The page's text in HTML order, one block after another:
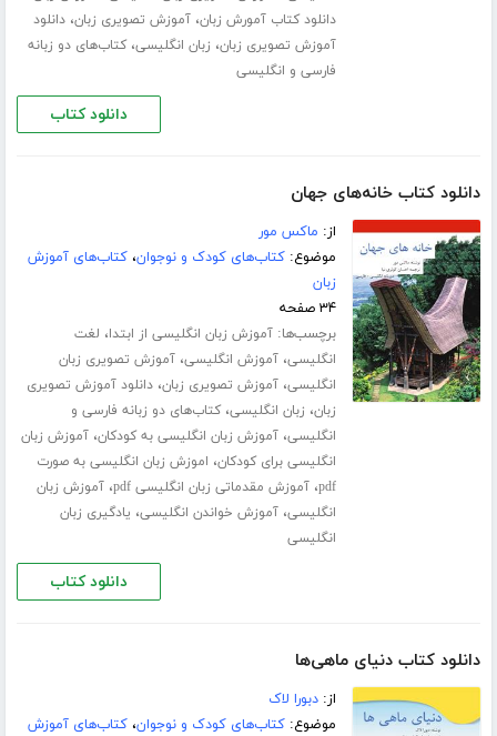
دانلود کتاب آمورش زبان،آموزش تصویری زبان،دانلود
آموزش تصویری زبان، زبان انگلیسی،کتاب‌های دو زبانه
فارسی و انگلیسی
دانلود کتاب
دانلود کتاب خانه‌های جهان
از: ماکس مور
موضوع:کتاب‌های کودک و نوجوان،کتاب‌های آموزش
زبان
۳۴ صفحه
برچسب‌ها:آموزش زبان انگلیسی از ابتدا، لغت
انگلیسی،آموزش انگلیسی،آموزش تصویری زبان
انگلیسی،آموزش تصویری زبان،دانلود آموزش تصویری
زبان، زبان انگلیسی،کتاب‌های دو زبانه فارسی و
انگلیسی،آموزش زبان انگلیسی به کودکان،آموزش زبان
انگلیسی برای کودکان، اموزش زبان انگلیسی به صورت
pdf،آموزش مقدماتی زبان انگلیسی pdf ،آموزش زبان
انگلیسی،آموزش خواندن انگلیسی، یادگیری زبان
انگلیسی
دانلود کتاب
دانلود کتاب دنیای ماهی‌ها
از:دبورا لاک
موضوع:کتاب‌های کودک و نوجوان،کتاب‌های آموزش